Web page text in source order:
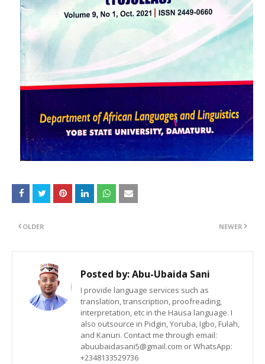
NEWER
OLDER
Posted by:Abu-Ubaida Sani
I provide language services such as
translation, transcription, proofreading,
interpretation, etc in the Hausa language. I
also outsource in Pidgin, Yoruba, Igbo, Fulah,
and Kanuri. Contact me through email:
abuubaidasani5@gmail.com or WhatsApp:
+2348133529736